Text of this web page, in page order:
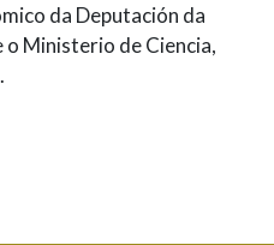
da Deputación da
o Ministerio de Ciencia,